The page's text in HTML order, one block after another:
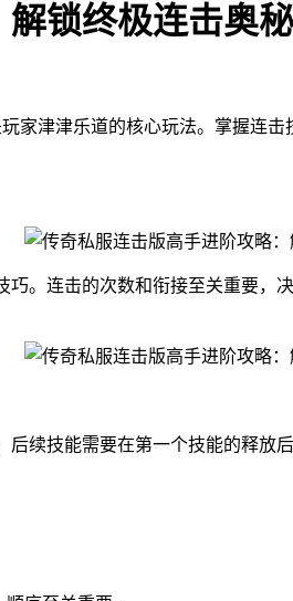
锁终极连击奥秘
家津津乐道的核心玩法。掌握连
。连击的次数和衔接至关重要
续技能需要在第一个技能的释